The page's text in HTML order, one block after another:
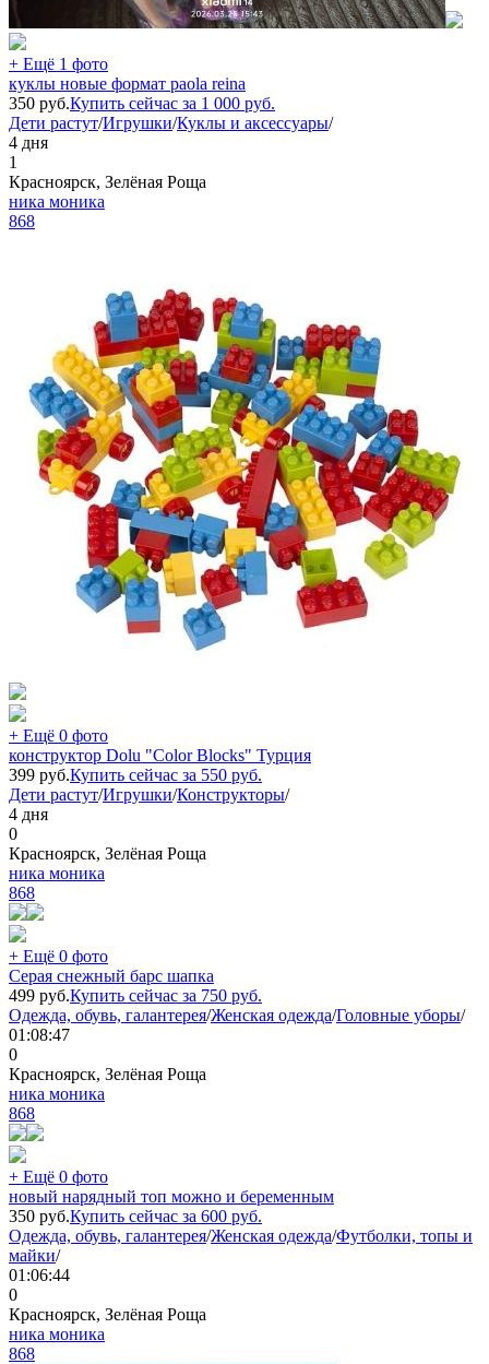
+ Ещё 1 фото
куклы новые формат paola reina
350 руб.Купить сейчас за 1 000 руб.
Дети растут/Игрушки/Куклы и аксессуары/
4 дня
1
Красноярск, Зелёная Роща
ника моника
868
+ Ещё 0 фото
конструктор Dolu "Color Blocks" Турция
399 руб.Купить сейчас за 550 руб.
Дети растут/Игрушки/Конструкторы/
4 дня
0
Красноярск, Зелёная Роща
ника моника
868
+ Ещё 0 фото
Серая снежный барс шапка
499 руб.Купить сейчас за 750 руб.
Одежда, обувь, галантерея/Женская одежда/Головные уборы/
01:08:47
0
Красноярск, Зелёная Роща
ника моника
868
+ Ещё 0 фото
новый нарядный топ можно и беременным
350 руб.Купить сейчас за 600 руб.
Одежда, обувь, галантерея/Женская одежда/Футболки, топы и
майки/
01:06:44
0
Красноярск, Зелёная Роща
ника моника
868